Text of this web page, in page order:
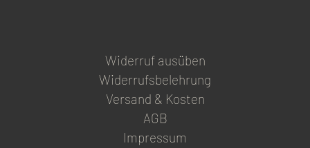
Widerruf ausüben
Widerrufsbelehrung
Versand & Kosten
AGB
Impressum